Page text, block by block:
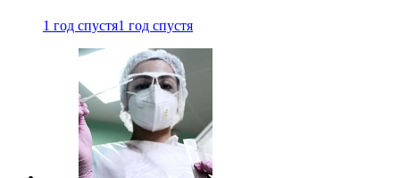
1 год спустя1 год спустя